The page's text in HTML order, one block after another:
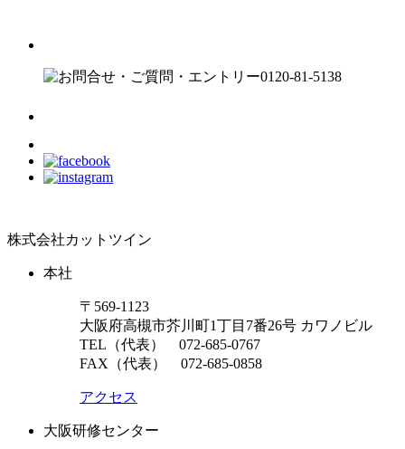
株式会社カットツイン
本社
〒569-1123
大阪府高槻市芥川町1丁目7番26号 カワノビル
TEL（代表） 072-685-0767
FAX（代表） 072-685-0858
アクセス
大阪研修センター